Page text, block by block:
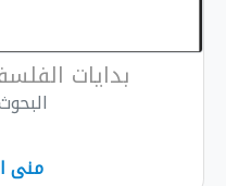
بدايات
منى